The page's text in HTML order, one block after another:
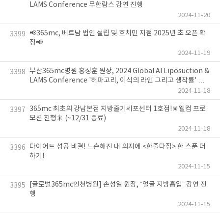
LAMS Conference 무한람스 강연 진행
2024-11-20
3399
📢365mc, 베트남 법인 설립 및 호치민 지점 2025년 초 오픈 확
정📢
2024-11-19
3398 부산365mc병원 홍성훈 원장, 2024 Global AI Liposuction &
LAMS Conference '허파고리, 이식의 라인 그리고 생착률' 강
2024-11-18
3397
365mc 최초의 강남본점 지방줄기세포센터 1호점!🎇웰컴 프로
모션 진행🎇 (~12/31 종료)
2024-11-18
3396
다이어트 성공 비결! 느슨해진 내 의지에 <한줄다짐> 한 스푼 더
하기!
2024-11-15
3395
[글로벌365mc인천병원] 손성일 원장, “얼굴 지방흡입” 강연 진
행
2024-11-15